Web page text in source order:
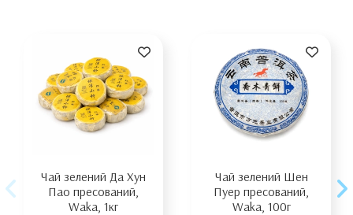
Чай зелений Да Хун
Пао пресований,
Waka, 1кг
Чай зелений Шен
Пуер пресований,
Waka, 100г